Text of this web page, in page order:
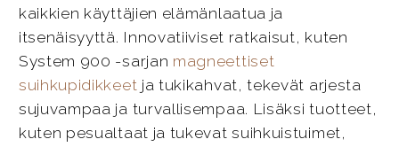
kaikkien käyttäjien elämänlaatua ja
itsenäisyyttä. Innovatiiviset ratkaisut, kuten
System 900 -sarjan magneettiset
suihkupidikkeet ja tukikahvat, tekevät arjesta
sujuvampaa ja turvallisempaa. Lisäksi tuotteet,
kuten pesualtaat ja tukevat suihkuistuimet,